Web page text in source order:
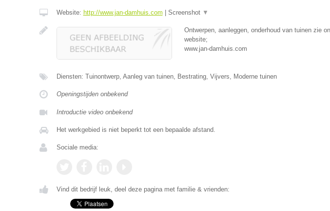
Website: http://www.jan-damhuis.com Screenshot ▼
Ontwerpen, aanleggen, onderhoud van tuinen zie
website;
www.jan-damhuis.com
Diensten: Tuinontwerp, Aanleg van tuinen, Bestrating, Vijvers, Moderne tuinen
Openingstijden onbekend
Introductie video onbekend
Het werkgebied is niet beperkt tot een bepaalde afstand.
Sociale media:
Vind dit bedrijf leuk, deel deze pagina met familie & vrienden: